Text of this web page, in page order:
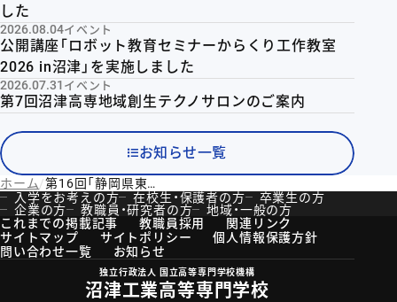
した
2026.08.04イベント
公開講座「ロボット教育セミナーからくり工作教室
2026 in沼津」を実施しました
2026.07.31 イベント
第7回沼津高専地域創生テクノサロンのご案内
お知らせ一覧
ホーム
第16回「静岡県東部テクノフォーラムin沼津高専」を開催しました
入学をお考えの方
在校生・保護者の方
卒業生の方
企業の方
教職員・研究者の方
地域・一般の方
これまでの掲載記事
教職員採用
関連リンク
サイトマップ
サイトポリシー
個人情報保護方針
問い合わせ一覧
お知らせ
独立行政法人 国立高等専門学校機構
沼津工業高等専門学校